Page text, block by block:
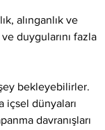
alınganlık ve
duygularını fazla
bekleyebilirler.
içsel dünyaları
davranışları